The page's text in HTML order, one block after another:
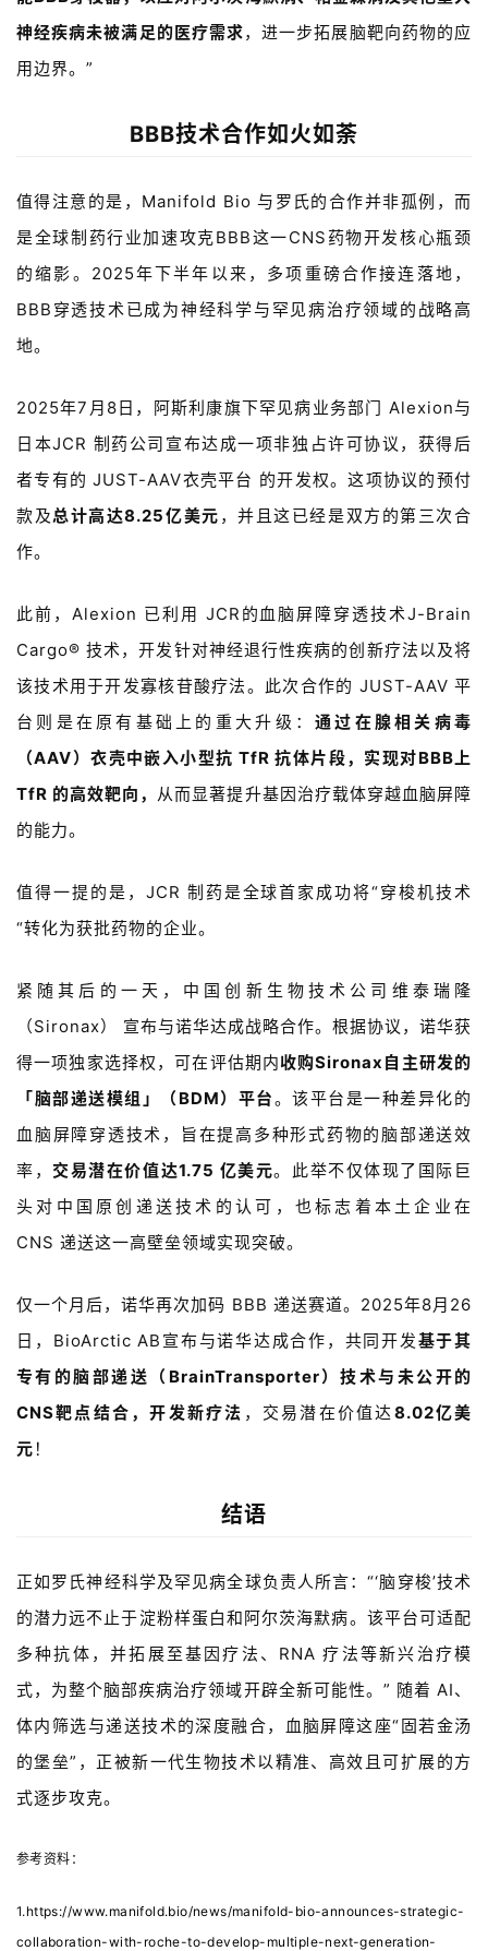
B
平
台
时
代
苑
A
l
l
n
l
i
h
联
我
们
登录 注册
神经疾病未被满足的医疗需求，进一步拓展脑靶向药物的应
用边界。”
BBB技术合作如 火如荼
值得注意的是， Manifold Bio与罗氏的合作并非孤例，而
是全球制药行业加速攻克BBB这一CNS 药物开发核心瓶颈
的缩影。 2025年下半年以来，多项重磅合作接连落地，
BBB 穿透技术已成为神经科学与罕见病治疗领域的战略高
地。
2025年7 月 8日，阿斯利康旗下罕见病业务部门 Alexion与
日本JCR 制药公司宣布达成一项非独占许可协议，获得后
者专有的 JUST-AAV衣壳平台 的开发权。这项协议的预付
款及总计高达8.25亿美元 ，并且这已经是双方的第三次合
作。
此前， Alexion 已利用 JCR 的血脑屏障穿透技术J-Brain
Cargo®技术，开发针对神经退行性疾病的创新疗法以及将
该技术用于开发寡核苷酸疗法。此次合作的 JUST-AAV平
台则是在原有基础上的重大升级：通过在腺相关病毒
（AAV）衣壳中嵌入小型抗 TfR抗体片段，实现对BBB上
TfR 的高效靶向， 从而显著提升基因治疗载体穿越血脑屏障
的能力。
值得一提的是， JCR 制药是全球首家成功将“穿梭机技术
“转化为获批药物的企业。
紧随其后的一天，中国创新生物技术公司维泰瑞隆
（Sironax） 宣布与诺华达成战略合作。根据协议，诺华获
得一项独家选择权，可在评估期内收购Sironax 自主研发的
「脑部递送模组」（ BDM）平台。该平台是一种差异化的
血脑屏障穿透技术，旨在提高多种形式药物的脑部递送效
率，交易潜在价值达1.75 亿美元。此举不仅体现了国际巨
头对中国原创递送技术的认可，也标志着本土企业在
CNS 递送这一高壁垒领域实现突破。
仅一个月后，诺华再次加码 BBB 递送赛道。 2025年8月 26
日， BioArctic AB 宣布与诺华达成合作，共同开发基于其
专有的脑部递送（ BrainTransporter）技术与未公开的
CNS靶点结合，开发新疗法 ，交易潜在价值达8.02亿美
元 ！
结语
正如罗氏神经科学及罕见病全球负责人所言：“‘脑穿梭’技术
的潜力远不止于淀粉样蛋白和阿尔茨海默病。该平台可适配
多种抗体，并拓展至基因疗法、 RNA疗法等新兴治疗模
式，为整个脑部疾病治疗领域开辟全新可能性。 ” 随着 AI、
体内筛选与递送技术的深度融合，血脑屏障这座“固若金汤
的堡垒” ，正被新一代生物技术以精准、高效且可扩展的方
式逐步攻克。
参考资料：
1.https://www.manifold.bio/news/manifold-bio-announces-strategic-
collaboration-with-roche-to-develop-multiple-next-generation-